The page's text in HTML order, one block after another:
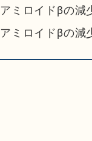
アミロイドβの減
アミロイドβの減